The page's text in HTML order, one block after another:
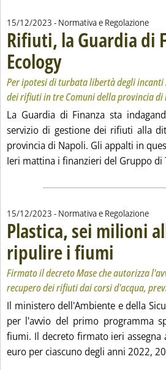
15/12/2023 - Normativa e Regolazione
Rifiuti, la Guardia di
Ecology. Sottotitolo: Per ipotesi di turbata
. Pubblicata venerdì 15 dicembre
Per ipotesi di turbata libertà degli
dei rifiuti in tre Comuni della provincia di
La Guardia di Finanza sta
servizio di gestione dei rifiuti alla
provincia di Napoli. Gli appalti in
Ieri mattina i finanzieri del Gruppo di
15/12/2023 - Normativa e Regolazione
Plastica, sei milioni
ripulire i fiumi
Firmato il decreto Mase che autorizza
recupero dei rifiuti dai corsi d'acqua,
Il ministero dell'Ambiente e della
per l'avvio del primo programma
fiumi. Il decreto firmato ieri
euro per ciascuno degli anni 2022,